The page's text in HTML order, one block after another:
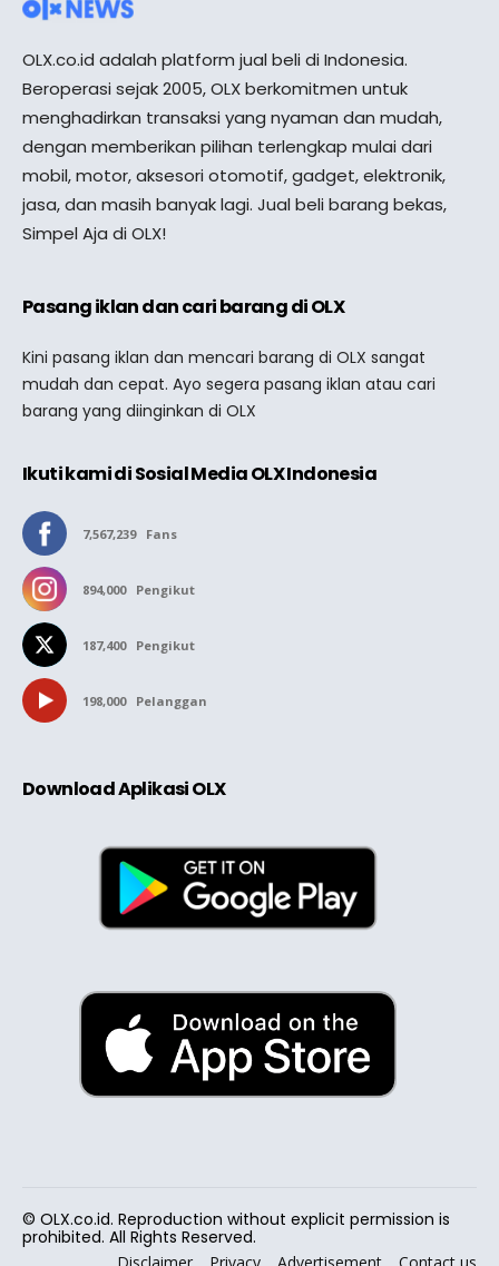
OLX.co.id adalah platform jual beli di Indonesia.
Beroperasi sejak 2005, OLX berkomitmen untuk
menghadirkan transaksi yang nyaman dan mudah,
dengan memberikan pilihan terlengkap mulai dari
mobil, motor, aksesori otomotif, gadget, elektronik,
jasa, dan masih banyak lagi. Jual beli barang bekas,
Simpel Aja di OLX!
Pasang iklan dan cari barang di OLX
Kini pasang iklan dan mencari barang di OLX sangat
mudah dan cepat. Ayo segera pasang iklan atau cari
barang yang diinginkan di OLX
Ikuti kami di Sosial Media OLX Indonesia
7,567,239 Fans
894,000 Pengikut
187,400 Pengikut
198,000 Pelanggan
Download Aplikasi OLX
© OLX.co.id. Reproduction without explicit permission is
prohibited. All Rights Reserved.